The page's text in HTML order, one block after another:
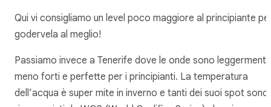
Qui vi consigliamo un level poco maggiore al principiante
godervela al meglio!
Passiamo invece a Tenerife dove le onde sono leggermente
meno forti e perfette per i principianti. La temperatura
dell’acqua è super mite in inverno e tanti dei suoi spot sono